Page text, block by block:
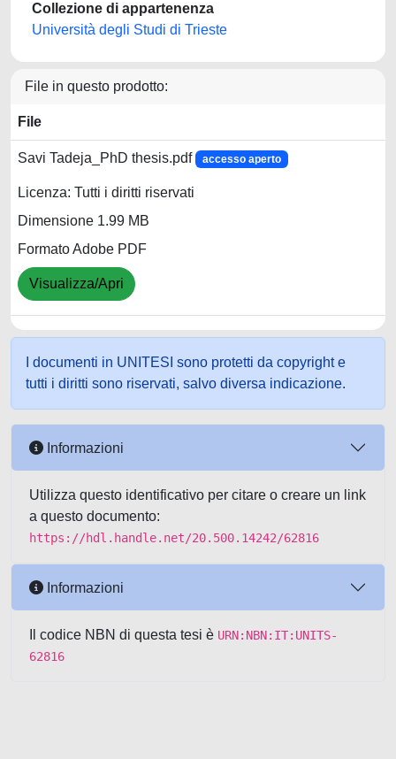
Collezione di appartenenza
Università degli Studi di Trieste
File in questo prodotto:
File
Savi Tadeja_PhD thesis.pdf accesso aperto
Licenza: Tutti i diritti riservati
Dimensione 1.99 MB
Formato Adobe PDF
Visualizza/Apri
I documenti in UNITESI sono protetti da copyright e
tutti i diritti sono riservati, salvo diversa indicazione.
Informazioni
Utilizza questo identificativo per citare o creare un link
a questo documento:
https://hdl.handle.net/20.500.14242/62816
Informazioni
Il codice NBN di questa tesi è URN:NBN:IT:UNITS-
62816